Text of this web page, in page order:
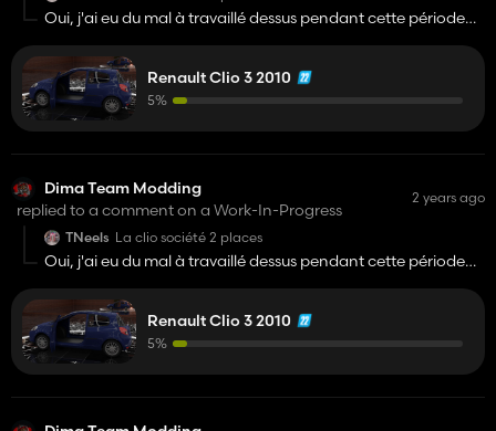
Oui, j'ai eu du mal à travaillé dessus pendant cette période
resté sur l'idée de société, ça serait plus simple de mon coté
et plus réaliste. Dans une ferme on acheté rarement une
voiture 5 places mais le plus souvent d'utilitaire ☺️
Renault Clio 3 2010
5%
Dima Team Modding
replied to a comment on a Work-In-Progress
2 years ago
TNeels La clio société 2 places
Oui, j'ai eu du mal à travaillé dessus pendant cette période
resté sur l'idée de société, ça serait plus simple de mon coté
et plus réaliste. Dans une ferme on achete rarement une
voiture 5 places mais le plus souvent d'utilitaire ☺️
Renault Clio 3 2010
5%